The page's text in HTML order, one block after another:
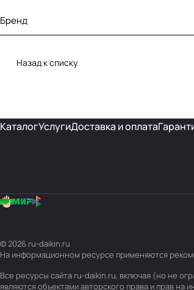
Бренд
Назад к списку
КаталогУслугиДоставка и оплата
© 2026 ru-daikin.ru
На информационном ресурсе применяются
Все ресурсы сайта ru-daikin.ru, включая (но не
являются объектами авторского права и прав